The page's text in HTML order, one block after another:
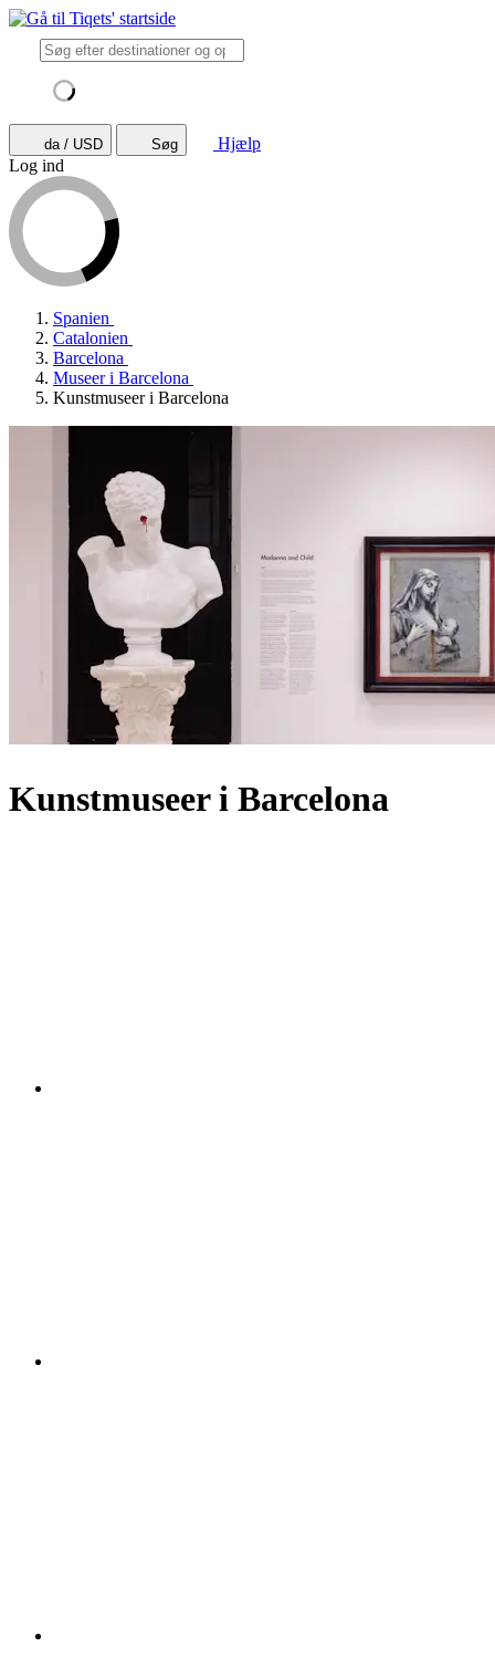
da / USD Søg
Hjælp
Log ind
Spanien
Catalonien
Barcelona
Museer i Barcelona
Kunstmuseer i Barcelona
Kunstmuseer i Barcelona